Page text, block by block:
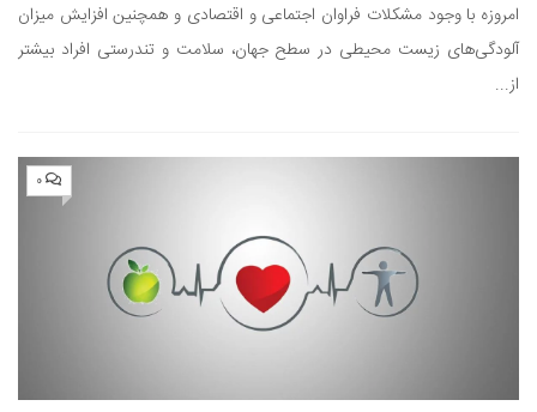
امروزه با وجود مشکلات فراوان اجتماعی و اقتصادی و همچنین افزایش میزان
آلودگی‌های زیست محیطی در سطح جهان، سلامت و تندرستی افراد بیشتر
از...
۰